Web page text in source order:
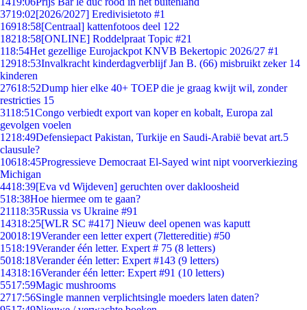
3719:02[2026/2027] Eredivisietoto #1
16918:58[Centraal] kattenfotoos deel 122
18218:58[ONLINE] Roddelpraat Topic #21
118:54Het gezellige Eurojackpot KNVB Bekertopic 2026/27 #1
12918:53Invalkracht kinderdagverblijf Jan B. (66) misbruikt zeker 14
kinderen
27618:52Dump hier elke 40+ TOEP die je graag kwijt wil, zonder
restricties 15
3118:51Congo verbiedt export van koper en kobalt, Europa zal
gevolgen voelen
1218:49Defensiepact Pakistan, Turkije en Saudi-Arabië bevat art.5
clausule?
10618:45Progressieve Democraat El-Sayed wint nipt voorverkiezing
Michigan
4418:39[Eva vd Wijdeven] geruchten over dakloosheid
518:38Hoe hiermee om te gaan?
21118:35Russia vs Ukraine #91
14318:25[WLR SC #417] Nieuw deel openen was kaputt
20018:19Verander een letter expert (7lettereditie) #50
1518:19Verander één letter. Expert # 75 (8 letters)
5018:18Verander één letter: Expert #143 (9 letters)
14318:16Verander één letter: Expert #91 (10 letters)
5517:59Magic mushrooms
2717:56Single mannen verplichtsingle moeders laten daten?